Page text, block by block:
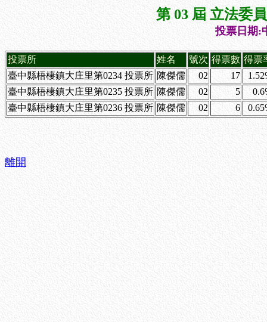
第 03 屆 立法委
投票日期:
投票所 姓名 號次 得票數 得票
臺中縣梧棲鎮大庄里第0234 投票所 陳傑儒 02 17
臺中縣梧棲鎮大庄里第0235 投票所 陳傑儒 02 5
臺中縣梧棲鎮大庄里第0236 投票所 陳傑儒 02 6
離開